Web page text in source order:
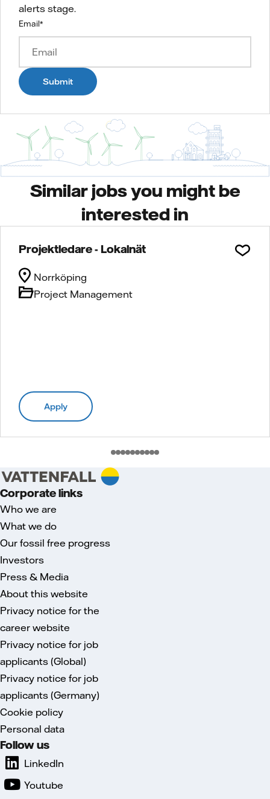
alerts stage.
Email*
Submit
Similar jobs you might be
interested in
Projektledare - Lokalnät
Project Management
Norrköping
Apply
Corporate links
Who we are
What we do
Our fossil free progress
Investors
Press & Media
About this website
Privacy notice for the
career website
Privacy notice for job
applicants (Global)
Privacy notice for job
applicants (Germany)
Cookie policy
Personal data
Follow us
LinkedIn
Youtube